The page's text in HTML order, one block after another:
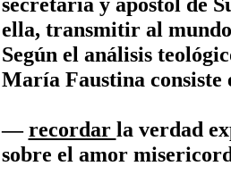
ella, transmitir al
Según el análisis
María Faustina consiste
—recordar la verdad
sobre el amor